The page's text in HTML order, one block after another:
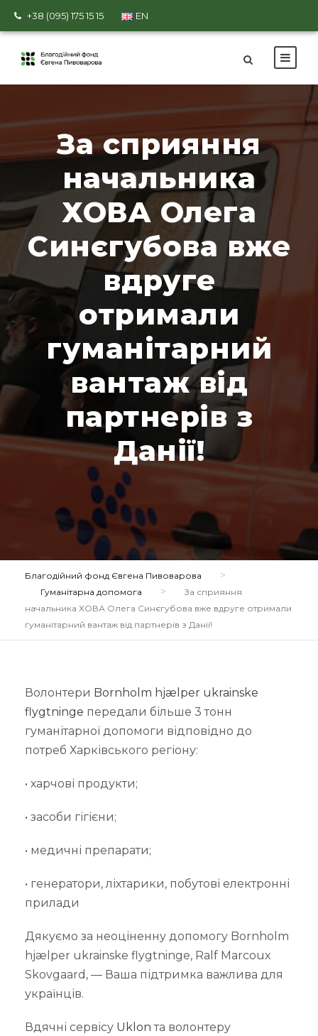
+38 (095) 175 15 15 EN
За сприяння
начальника
ХОВА Олега
Синєгубова вже
вдруге
отримали
гуманітарний
вантаж від
партнерів з
Данії!
Благодійний фонд Євгена Пивоварова >
Гуманітарна допомога >
За сприяння
начальника ХОВА Олега Синєгубова вже вдруге отримали
гуманітарний вантаж від партнерів з Данії!
Волонтери Bornholm hjælper ukrainske
flygtninge передали більше 3 тонн
гуманітарної допомоги відповідно до
потреб Харківського регіону:
• харчові продукти;
• засоби гігієни;
• медичні препарати;
• генератори, ліхтарики, побутові електронні
прилади
Дякуємо за неоціненну допомогу Bornholm
hjælper ukrainske flygtninge, Ralf Marcoux
Skovgaard, — Ваша підтримка важлива для
українців.
Вдячні сервісу Uklon та волонтеру